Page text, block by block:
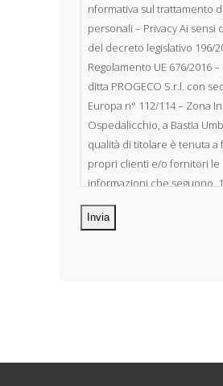
nformativa sul trattamento
personali – Privacy Ai sensi
del decreto legislativo 196/
Regolamento UE 676/2016 –
ditta PROGECO S.r.l. con
Europa n° 112/114 – Zona
Ospedalicchio, a Bastia
qualità di titolare è tenuta a
propri clienti e/o fornitori le
informazioni che seguono.
dei dati personali
oggetto di trattamento i Suoi